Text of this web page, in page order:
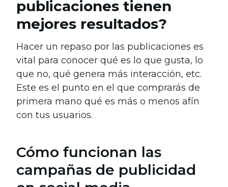
publicaciones tienen
mejores resultados?
Hacer un repaso por las publicaciones es
vital para conocer qué es lo que gusta, lo
que no, qué genera más interacción, etc.
Este es el punto en el que comprarás de
primera mano qué es más o menos afín
con tus usuarios.
Cómo funcionan las
campañas de publicidad